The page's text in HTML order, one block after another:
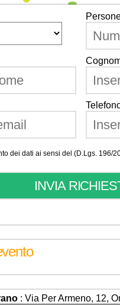
dei dati ai sensi del (D.Lgs. 196/
: Via Per Armeno, 12,